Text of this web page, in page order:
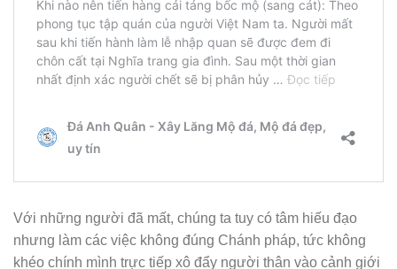
Với những người đã mất, chúng ta tuy có tâm hiếu đạo
nhưng làm các việc không đúng Chánh pháp, tức không
khéo chính mình trực tiếp xô đẩy người thân vào cảnh giới